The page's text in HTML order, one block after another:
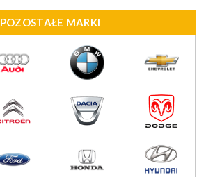
POZOSTAŁE MARKI